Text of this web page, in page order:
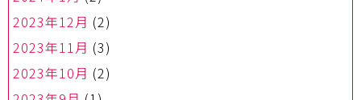
2023年12月 (2)
2023年11月 (3)
2023年10月 (2)